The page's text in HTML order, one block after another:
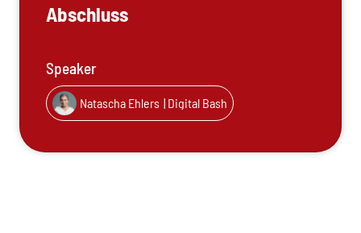
Abschluss
Speaker
Natascha Ehlers | Digital Bash